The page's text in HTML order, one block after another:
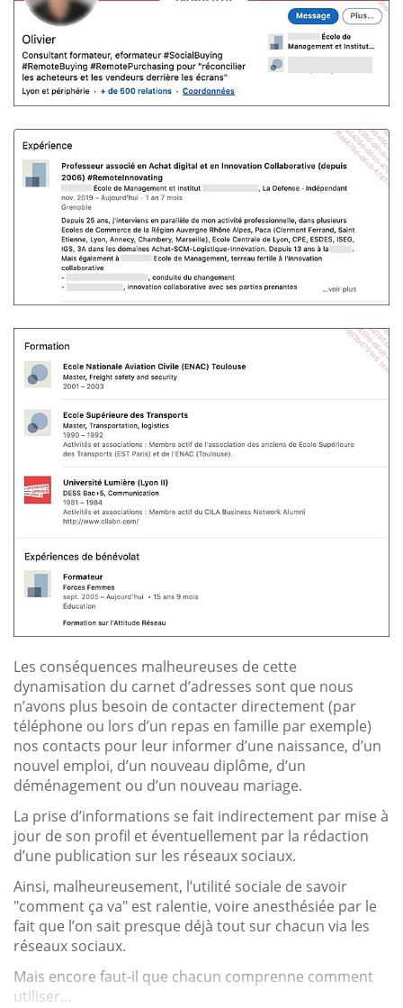
Les conséquences malheureuses de cette
dynamisation du carnet d’adresses sont que nous
n’avons plus besoin de contacter directement (par
téléphone ou lors d’un repas en famille par exemple)
nos contacts pour leur informer d’une naissance, d’un
nouvel emploi, d’un nouveau diplôme, d’un
déménagement ou d’un nouveau mariage.
La prise d’informations se fait indirectement par mise à
jour de son profil et éventuellement par la rédaction
d’une publication sur les réseaux sociaux.
Ainsi, malheureusement, l’utilité sociale de savoir
"comment ça va" est ralentie, voire anesthésiée par le
fait que l’on sait presque déjà tout sur chacun via les
réseaux sociaux.
Mais encore faut-il que chacun comprenne comment
utiliser...